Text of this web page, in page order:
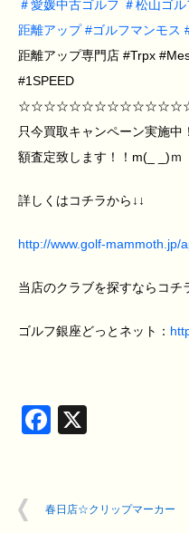
＃愛媛中古ゴルフ ＃松山ゴル
距離アップ #ゴルフマンモス
距離アップ専門店 #Trpx
#1SPEED
只今買取キャンペーン実施中
額査定致します！！m(_ _)ｍ
詳しくはコチラから↓↓
http://www.golf-mammoth.jp/
当店のクラブを探すならコチ
ゴルフ銀座どっとネット：
Facebook
春日店☆クリップマーカー